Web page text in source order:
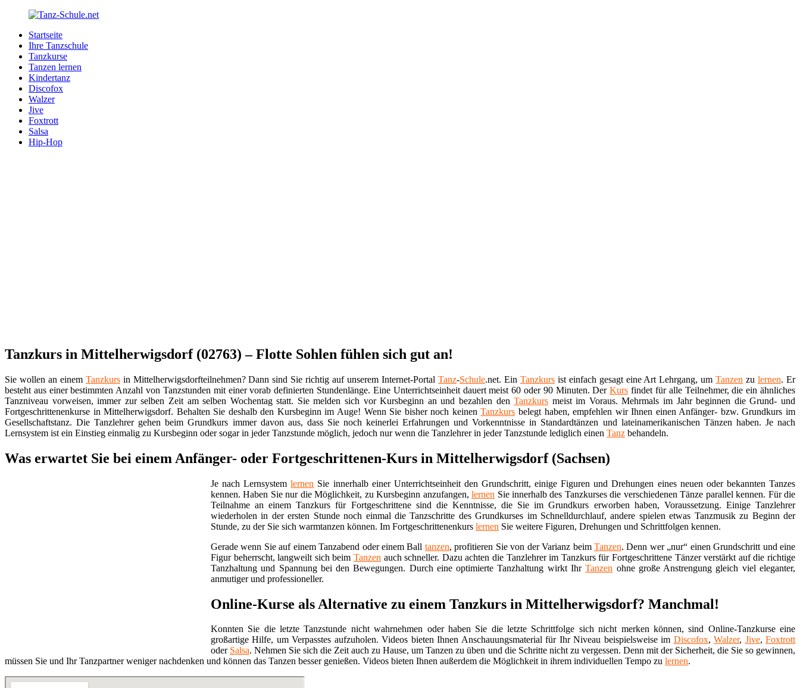
Zurück
Inhalt
Tanz-
Schule.net
Ihre
Tanzschule
Internet
Startseite
Ihre Tanzschule
Tanzkurse
Tanzen lernen
Kindertanz
Discofox
Walzer
Jive
Foxtrott
Salsa
Hip-Hop
Tanzkurs in Mittelherwigsdorf (02763) – Flotte Sohlen fühlen sich gut an!
Sie wollen an einem Tanzkursin Mittelherwigsdorfteilnehmen? Dann sind Sie richtig auf unserem Internet-Portal Tanz-Schule.net. Ein Tanzkursist einfach gesagt eine Art Lehrgang, umTanzen zulernen. Er
besteht aus einer bestimmten Anzahl von Tanzstunden mit einer vorab definierten Stundenlänge. Eine Unterrichtseinheit dauert meist 60 oder 90 Minuten. DerKurs findet für alle Teilnehmer, die ein ähnliches
Tanzniveau vorweisen, immer zur selben Zeit am selben Wochentag statt. Sie melden sich vor Kursbeginn an und bezahlen denTanzkurs meist im Voraus. Mehrmals im Jahr beginnen die Grund- und
Fortgeschrittenenkurse in Mittelherwigsdorf. Behalten Sie deshalb den Kursbeginn im Auge! Wenn Sie bisher noch keinenTanzkurs belegt haben, empfehlen wir Ihnen einen Anfänger- bzw. Grundkurs im
Gesellschaftstanz. Die Tanzlehrer gehen beim Grundkurs immer davon aus, dass Sie noch keinerlei Erfahrungen und Vorkenntnisse in Standardtänzen und lateinamerikanischen Tänzen haben. Je nach
Lernsystem ist ein Einstieg einmalig zu Kursbeginn oder sogar in jeder Tanzstunde möglich, jedoch nur wenn die Tanzlehrer in jeder Tanzstunde lediglich einen Tanz behandeln.
Was erwartet Sie bei einem Anfänger- oder Fortgeschrittenen-Kurs in Mittelherwigsdorf (Sachsen)
Je nach Lernsystemlernen Sie innerhalb einer Unterrichtseinheit den Grundschritt, einige Figuren und Drehungen eines neuen oder bekannten Tanzes
kennen. Haben Sie nur die Möglichkeit, zu Kursbeginn anzufangen,lernen Sie innerhalb des Tanzkurses die verschiedenen Tänze parallel kennen. Für die
Teilnahme an einem Tanzkurs für Fortgeschrittene sind die Kenntnisse, die Sie im Grundkurs erworben haben, Voraussetzung. Einige Tanzlehrer
wiederholen in der ersten Stunde noch einmal die Tanzschritte des Grundkurses im Schnelldurchlauf, andere spielen etwas Tanzmusik zu Beginn der
Stunde, zu der Sie sich warmtanzen können. Im Fortgeschrittenenkurs lernen Sie weitere Figuren, Drehungen und Schrittfolgen kennen.
Gerade wenn Sie auf einem Tanzabend oder einem Ball tanzen, profitieren Sie von der Varianz beim Tanzen. Denn wer „nur“ einen Grundschritt und eine
Figur beherrscht, langweilt sich beim Tanzen auch schneller. Dazu achten die Tanzlehrer im Tanzkurs für Fortgeschrittene Tänzer verstärkt auf die richtige
Tanzhaltung und Spannung bei den Bewegungen. Durch eine optimierte Tanzhaltung wirkt IhrTanzen ohne große Anstrengung gleich viel eleganter,
anmutiger und professioneller.
Online-Kurse als Alternative zu einem Tanzkurs in Mittelherwigsdorf? Manchmal!
Konnten Sie die letzte Tanzstunde nicht wahrnehmen oder haben Sie die letzte Schrittfolge sich nicht merken können, sind Online-Tanzkurse eine
großartige Hilfe, um Verpasstes aufzuholen. Videos bieten Ihnen Anschauungsmaterial für Ihr Niveau beispielsweise im Discofox,Walzer, Jive,Foxtrott
oder Salsa. Nehmen Sie sich die Zeit auch zu Hause, um Tanzen zu üben und die Schritte nicht zu vergessen. Denn mit der Sicherheit, die Sie so gewinnen,
müssen Sie und Ihr Tanzpartner weniger nachdenken und können das Tanzen besser genießen. Videos bieten Ihnen außerdem die Möglichkeit in ihrem individuellen Tempo zu lernen.